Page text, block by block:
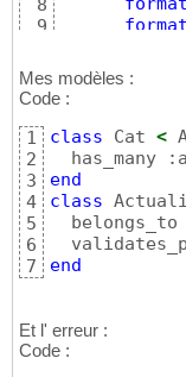
8
9
format
Mes modèles :
Code :
1
2
3
4
5
6
7
class Cat <
end
class
belongs_to
end
Et l' erreur :
Code :